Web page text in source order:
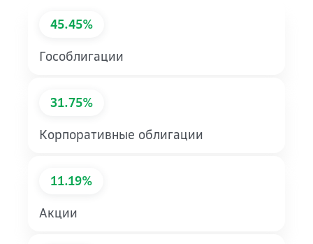
45.45%
Гособлигации
31.75%
Корпоративные облигации
11.19%
Акции